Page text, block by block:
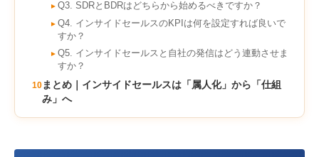
► Q3. SDRとBDRはどちらから始めるべきですか？
► Q4. インサイドセールスのKPIは何を設定すれば良いで
すか？
► Q5. インサイドセールスと自社の発信はどう連動させま
すか？
10まとめ｜インサイドセールスは「属人化」から「仕組
み」へ